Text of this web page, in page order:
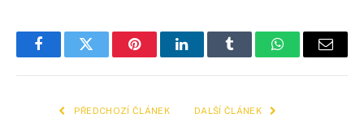
FacebookTwitter PinterestLinkedInTumblr WhatsApp
E-
PŘEDCHOZÍ ČLÁNEK DALŠÍ ČLÁNEK